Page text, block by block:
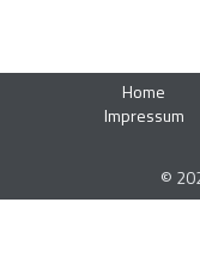
Home
Impressum
©